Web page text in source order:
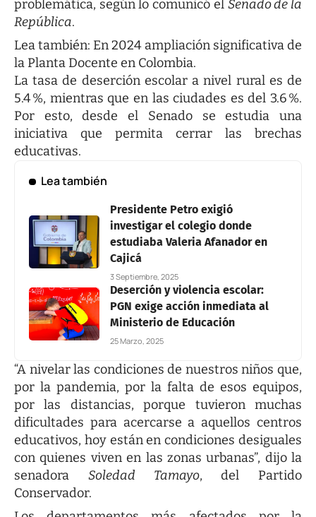
problemática, según lo comunicó el Senado de la
República.
Lea también: En 2024 ampliación significativa de
la Planta Docente en Colombia.
La tasa de deserción escolar a nivel rural es de
5.4 %, mientras que en las ciudades es del 3.6 %.
Por esto, desde el Senado se estudia una
iniciativa que permita cerrar las brechas
educativas.
Lea también
Presidente Petro exigió
investigar el colegio donde
estudiaba Valeria Afanador en
Cajicá
3 Septiembre, 2025
Deserción y violencia escolar:
PGN exige acción inmediata al
Ministerio de Educación
25 Marzo, 2025
“A nivelar las condiciones de nuestros niños que,
por la pandemia, por la falta de esos equipos,
por las distancias, porque tuvieron muchas
dificultades para acercarse a aquellos centros
educativos, hoy están en condiciones desiguales
con quienes viven en las zonas urbanas”, dijo la
senadora Soledad Tamayo, del Partido
Conservador.